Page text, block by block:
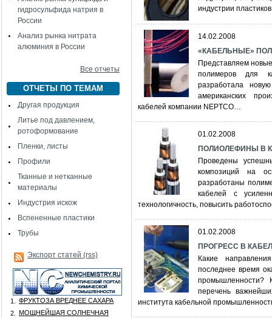
гидросульфида натрия в
России
Анализ рынка нитрата
алюминия в России
Все отчеты
ОТЧЕТЫ ПО ТЕМАМ
Другая продукция
Литье под давлением,
ротоформование
Пленки, листы
Профили
Тканные и нетканные
материалы
Индустрия искож
Вспененные пластики
Трубы
Экспорт статей (rss)
1.
ФРУКТОЗА ВРЕДНЕЕ САХАРА
2.
МОЩНЕЙШАЯ СОЛНЕЧНАЯ
индустрии
14.02.2008
«КАБЕЛЬНЫЕ»
Представляем
полимеров для
разработала
американских
кабелей компании NEPTCO…
01.02.2008
ПОЛИОЛЕФИНЫ В
Проведены
композиций на
разработаны
кабелей с
технологичность, повысить
01.02.2008
ПРОГРЕСС В
Какие
последнее время
промышленности?
перечень
института кабельной